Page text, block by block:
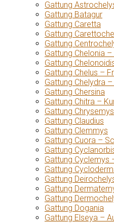
Gattung
Gattung Batagur
Gattung Caretta
Gattung
Gattung
Gattung Chelonia
Gattung
Gattung Chelus –
Gattung Chelydra
Gattung Chersina
Gattung Chitra –
Gattung
Gattung Claudius
Gattung Clemmys
Gattung Cuora –
Gattung
Gattung Cyclemys
Gattung
Gattung
Gattung
Gattung
Gattung Dogania
Gattung Elseya –